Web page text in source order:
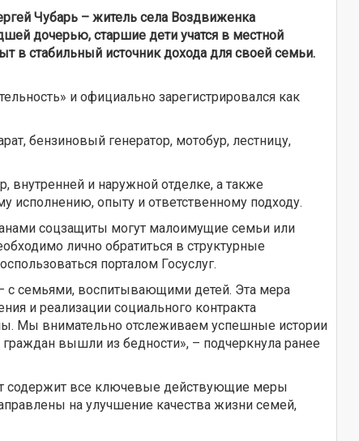
Чубарь – житель села Воздвиженка
дочерью, старшие дети учатся в местной
в стабильный источник дохода для своей семьи.
и официально зарегистрировался как
бензиновый генератор, мотобур, лестницу,
внутренней и наружной отделке, а также
исполнению, опыту и ответственному подходу.
соцзащиты могут малоимущие семьи или
лично обратиться в структурные
порталом Госуслуг.
с семьями, воспитывающими детей. Эта мера
и реализации социального контракта
Мы внимательно отслеживаем успешные истории
вышли из бедности», – подчеркнула ранее
содержит все ключевые действующие меры
на улучшение качества жизни семей,